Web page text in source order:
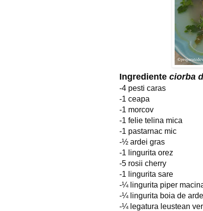
Ingrediente ciorba
-4 pesti caras
-1 ceapa
-1 morcov
-1 felie telina mica
-1 pastarnac mic
-½ ardei gras
-1 lingurita orez
-5 rosii cherry
-1 lingurita sare
-¼ lingurita piper
-¼ lingurita boia de
-¼ legatura leustean